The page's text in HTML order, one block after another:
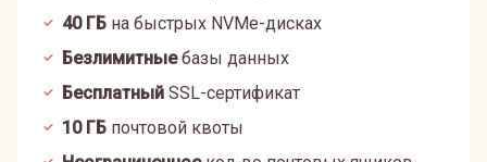
40ГБ на быстрых NVMe-дисках
Безлимитныебазы данных
Бесплатный SSL-сертификат
10ГБ почтовой квоты